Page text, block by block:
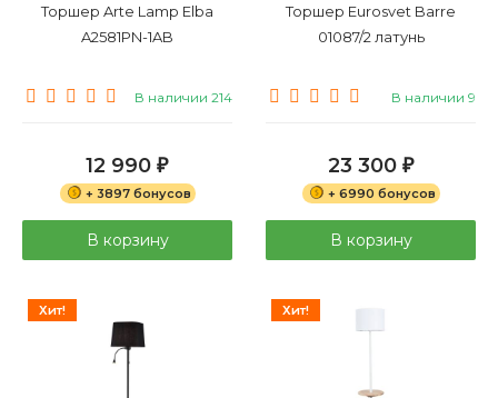
Торшер Arte Lamp Elba
A2581PN-1AB
В наличии 214
12 990 ₽
+ 3897 бонусов
В корзину
Торшер Eurosvet Barre
01087/2 латунь
В наличии 9
23 300 ₽
+ 6990 бонусов
В корзину
Хит! Хит!